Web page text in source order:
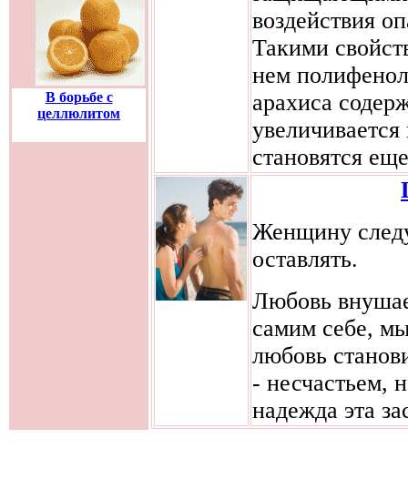
В борьбе с
целлюлитом
воздействия
Такими
нем
арахиса
становятся
Женщину
оставлять.
Любовь
самим себе,
любовь
- несчастьем,
надежда эта